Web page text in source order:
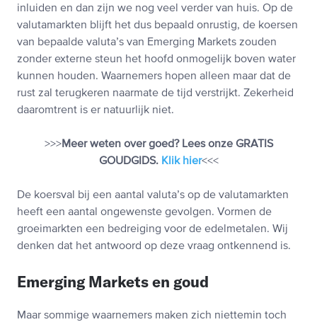
inluiden en dan zijn we nog veel verder van huis. Op de
valutamarkten blijft het dus bepaald onrustig, de koersen
van bepaalde valuta’s van Emerging Markets zouden
zonder externe steun het hoofd onmogelijk boven water
kunnen houden. Waarnemers hopen alleen maar dat de
rust zal terugkeren naarmate de tijd verstrijkt. Zekerheid
daaromtrent is er natuurlijk niet.
>>>Meer weten over goed? Lees onze GRATIS
GOUDGIDS. Klik hier<<<
De koersval bij een aantal valuta’s op de valutamarkten
heeft een aantal ongewenste gevolgen. Vormen de
groeimarkten een bedreiging voor de edelmetalen. Wij
denken dat het antwoord op deze vraag ontkennend is.
Emerging Markets en goud
Maar sommige waarnemers maken zich niettemin toch